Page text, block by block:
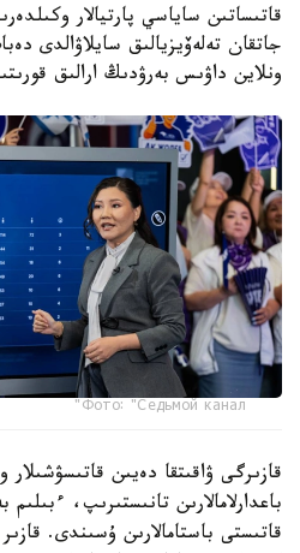
قاتىساتىن ساياسي پارتيالار
جاتقان تەلەۆيزيالىق سايلاۋالدى
ونلاين داۋىس بەرۋدىڭ ارالىق
Фото: "Седьмой канал"
قازىرگى ۋاقىتقا دەيىن قاتىسۋشىلار
باعدارلامالارىن تانىستىرىپ،
قاتىستى باستامالارىن ۇسىندى.